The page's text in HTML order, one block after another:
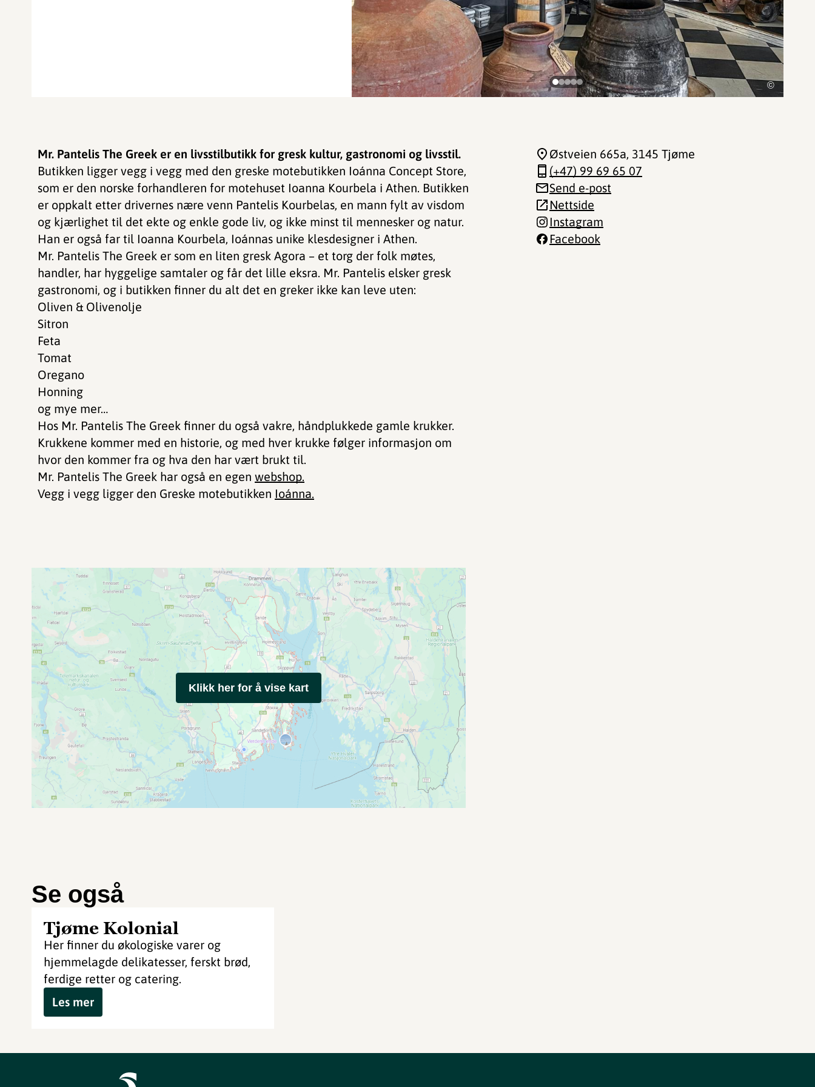
©
Mr. Pantelis The Greek er en livsstilbutikk for gresk kultur, gastronomi og livsstil.
Butikken ligger vegg i vegg med den greske motebutikken Ioánna Concept Store,
som er den norske forhandleren for motehuset Ioanna Kourbela i Athen. Butikken
er oppkalt etter drivernes nære venn Pantelis Kourbelas, en mann fylt av visdom
og kjærlighet til det ekte og enkle gode liv, og ikke minst til mennesker og natur.
Han er også far til Ioanna Kourbela, Ioánnas unike klesdesigner i Athen.
Mr. Pantelis The Greek er som en liten gresk Agora – et torg der folk møtes,
handler, har hyggelige samtaler og får det lille eksra. Mr. Pantelis elsker gresk
gastronomi, og i butikken finner du alt det en greker ikke kan leve uten:
Oliven & Olivenolje
Sitron
Feta
Tomat
Oregano
Honning
og mye mer…
Hos Mr. Pantelis The Greek finner du også vakre, håndplukkede gamle krukker.
Krukkene kommer med en historie, og med hver krukke følger informasjon om
hvor den kommer fra og hva den har vært brukt til.
Mr. Pantelis The Greek har også en egen webshop.
Vegg i vegg ligger den Greske motebutikken Ioánna.
Østveien 665a, 3145 Tjøme
(+47) 99 69 65 07
Send e-post
Nettside
Instagram
Facebook
Klikk her for å vise kart
Se også
Tjøme Kolonial
Her finner du økologiske varer og
hjemmelagde delikatesser, ferskt brød,
ferdige retter og catering.
Les mer